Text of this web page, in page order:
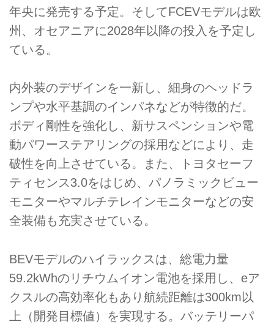
年央に発売する予定。そしてFCEVモデルは欧
州、オセアニアに2028年以降の投入を予定し
ている。
内外装のデザインを一新し、細身のヘッドラ
ンプや水平基調のインパネなどが特徴的だ。
ボディ剛性を強化し、新サスペンションや電
動パワーステアリングの採用などにより、走
破性を向上させている。また、トヨタセーフ
ティセンス3.0をはじめ、パノラミックビュー
モニターやマルチテレインモニターなどの安
全装備も充実させている。
BEVモデルのハイラックスは、総電力量
59.2kWhのリチウムイオン電池を採用し、eア
クスルの高効率化もあり航続距離は300km以
上（開発目標値）を実現する。バッテリーパ